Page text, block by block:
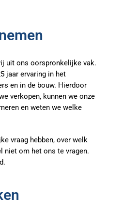
uit ons oorspronkelijke vak.
jaar ervaring in het
en in de bouw. Hierdoor
verkopen, kunnen we onze
en weten we welke
vraag hebben, over welk
niet om het ons te vragen.